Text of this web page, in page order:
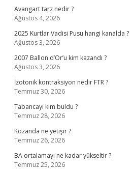
Avangart tarz nedir ?
Ağustos 4, 2026
2025 Kurtlar Vadisi Pusu hangi kanalda ?
Ağustos 3, 2026
2007 Ballon d’Or’u kim kazandı ?
Ağustos 3, 2026
İzotonik kontraksiyon nedir FTR ?
Temmuz 30, 2026
Tabancayı kim buldu ?
Temmuz 28, 2026
Kozanda ne yetişir ?
Temmuz 26, 2026
BA ortalamayı ne kadar yükseltir ?
Temmuz 25, 2026